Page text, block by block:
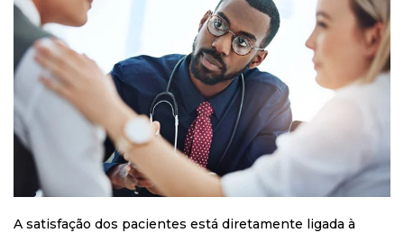
A satisfação dos pacientes está diretamente ligada à